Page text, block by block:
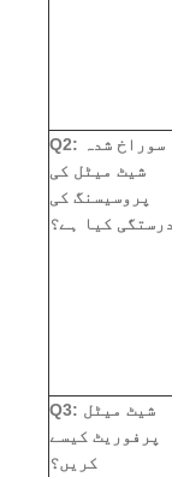
Q2: سوراخ شدہ
شیٹ میٹل کی
پروسیسنگ کی
درستگی کیا ہے؟
Q3: شیٹ میٹل
پرفوریٹ کیسے
کریں؟